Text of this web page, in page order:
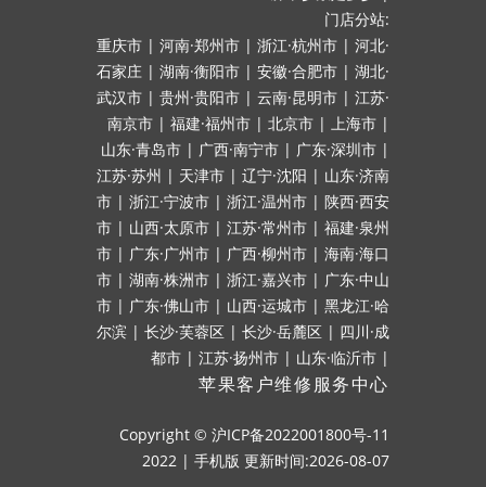
门店分站:
重庆市 | 河南·郑州市 | 浙江·杭州市 | 河北·
石家庄 | 湖南·衡阳市 | 安徽·合肥市 | 湖北·
武汉市 | 贵州·贵阳市 | 云南·昆明市 | 江苏·
南京市 | 福建·福州市 | 北京市 | 上海市 |
山东·青岛市 | 广西·南宁市 | 广东·深圳市 |
江苏·苏州 | 天津市 | 辽宁·沈阳 | 山东·济南
市 | 浙江·宁波市 | 浙江·温州市 | 陕西·西安
市 | 山西·太原市 | 江苏·常州市 | 福建·泉州
市 | 广东·广州市 | 广西·柳州市 | 海南·海口
市 | 湖南·株洲市 | 浙江·嘉兴市 | 广东·中山
市 | 广东·佛山市 | 山西·运城市 | 黑龙江·哈
尔滨 | 长沙·芙蓉区 | 长沙·岳麓区 | 四川·成
都市 | 江苏·扬州市 | 山东·临沂市 |
苹果客户维修服务中心
Copyright © 沪ICP备2022001800号-11
2022 | 手机版 更新时间:2026-08-07